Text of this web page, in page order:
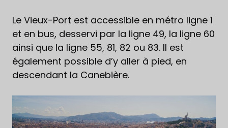
Le Vieux-Port est accessible en métro ligne 1
et en bus, desservi par la ligne 49, la ligne 60
ainsi que la ligne 55, 81, 82 ou 83. Il est
également possible d’y aller à pied, en
descendant la Canebière.